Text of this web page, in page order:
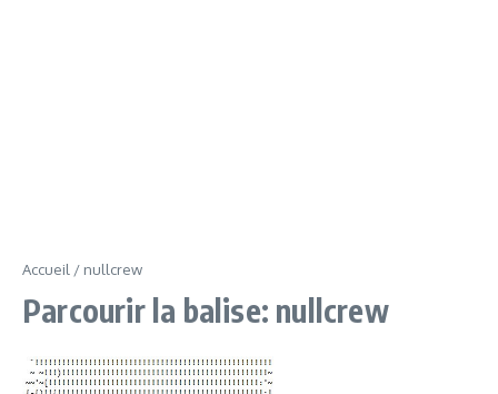
Accueil / nullcrew
Parcourir la balise: nullcrew